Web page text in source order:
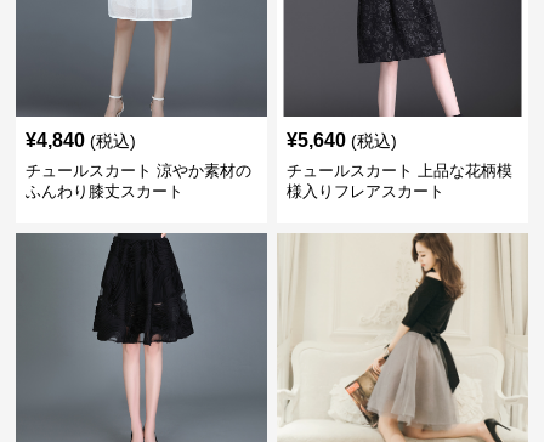
¥4,840 (税込)
チュールスカート 涼やか素材の
ふんわり膝丈スカート
¥5,640 (税込)
チュールスカート 上品な花柄模
様入りフレアスカート